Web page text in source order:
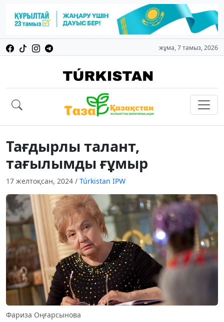
жұма, 7 тамыз, 2026
Тағдырлы талант,
тағылымды ғұмыр
17 желтоқсан, 2024 / Túrkіstan IPW
Фариза Оңғарсы­но­ва